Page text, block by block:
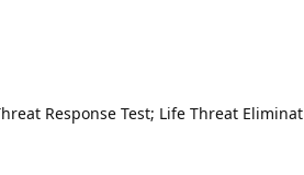
Response Test; Life Threat